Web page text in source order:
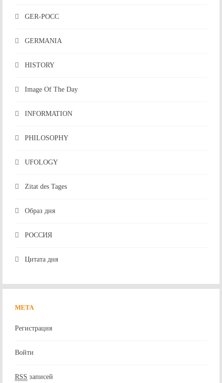
GER-POCC
GERMANIA
HISTORY
Image Of The Day
INFORMATION
PHILOSOPHY
UFOLOGY
Zitat des Tages
Образ дня
РОССИЯ
Цитата дня
МЕТА
Регистрация
Войти
RSS записей